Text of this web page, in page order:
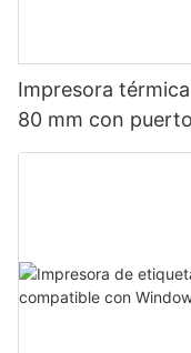
Impresora
80 mm con